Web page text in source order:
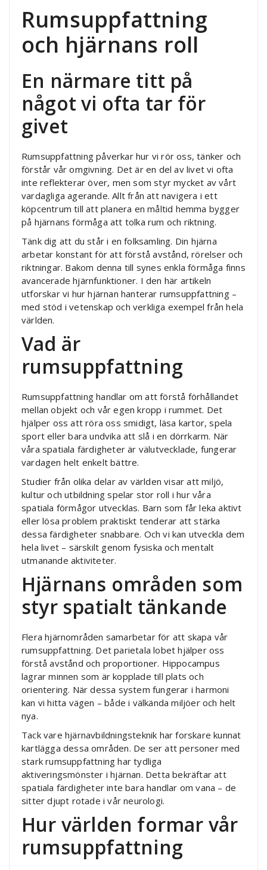
Rumsuppfattning
och hjärnans roll
En närmare titt på
något vi ofta tar för
givet
Rumsuppfattning påverkar hur vi rör oss, tänker och
förstår vår omgivning. Det är en del av livet vi ofta
inte reflekterar över, men som styr mycket av vårt
vardagliga agerande. Allt från att navigera i ett
köpcentrum till att planera en måltid hemma bygger
på hjärnans förmåga att tolka rum och riktning.
Tänk dig att du står i en folksamling. Din hjärna
arbetar konstant för att förstå avstånd, rörelser och
riktningar. Bakom denna till synes enkla förmåga finns
avancerade hjärnfunktioner. I den här artikeln
utforskar vi hur hjärnan hanterar rumsuppfattning –
med stöd i vetenskap och verkliga exempel från hela
världen.
Vad är
rumsuppfattning
Rumsuppfattning handlar om att förstå förhållandet
mellan objekt och vår egen kropp i rummet. Det
hjälper oss att röra oss smidigt, läsa kartor, spela
sport eller bara undvika att slå i en dörrkarm. När
våra spatiala färdigheter är välutvecklade, fungerar
vardagen helt enkelt bättre.
Studier från olika delar av världen visar att miljö,
kultur och utbildning spelar stor roll i hur våra
spatiala förmågor utvecklas. Barn som får leka aktivt
eller lösa problem praktiskt tenderar att stärka
dessa färdigheter snabbare. Och vi kan utveckla dem
hela livet – särskilt genom fysiska och mentalt
utmanande aktiviteter.
Hjärnans områden som
styr spatialt tänkande
Flera hjärnområden samarbetar för att skapa vår
rumsuppfattning. Det parietala lobet hjälper oss
förstå avstånd och proportioner. Hippocampus
lagrar minnen som är kopplade till plats och
orientering. När dessa system fungerar i harmoni
kan vi hitta vägen – både i välkända miljöer och helt
nya.
Tack vare hjärnavbildningsteknik har forskare kunnat
kartlägga dessa områden. De ser att personer med
stark rumsuppfattning har tydliga
aktiveringsmönster i hjärnan. Detta bekräftar att
spatiala färdigheter inte bara handlar om vana – de
sitter djupt rotade i vår neurologi.
Hur världen formar vår
rumsuppfattning